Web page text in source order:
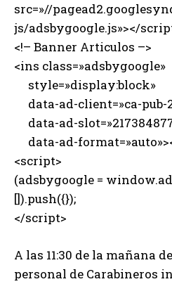
src=»//
js/adsbygoogle.js»></
<!– Banner Articulos –>
<ins class=»adsbygoogle»
style=»display:block»
data-ad-client=»ca-pub-
data-ad-
data-ad-
<script>
(adsbygoogle =
[]).push({});
</script>
A las 11:30 de la mañana
personal de Carabineros